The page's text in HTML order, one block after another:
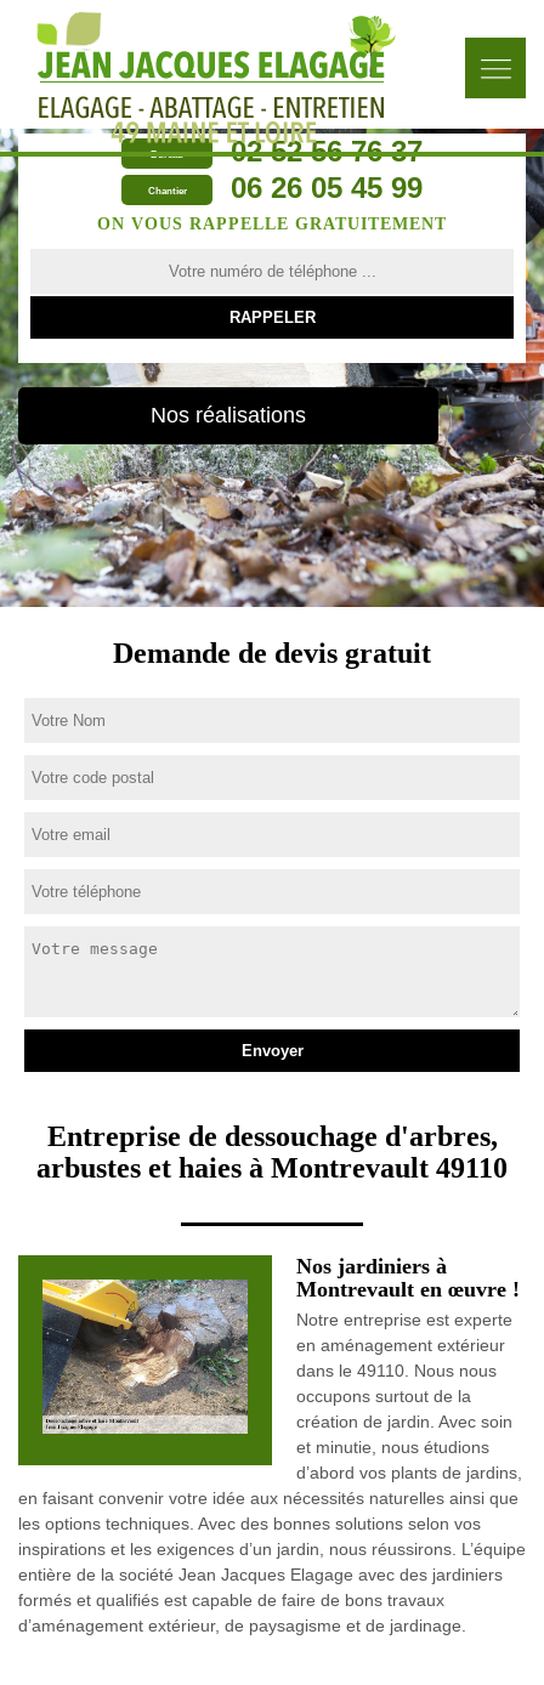
Bureau 02 52 56 76 37
Chantier 06 26 05 45 99
ON VOUS RAPPELLE GRATUITEMENT
Nos réalisations
Demande de devis gratuit
Entreprise de dessouchage d'arbres,
arbustes et haies à Montrevault 49110
Nos jardiniers à
Montrevault en œuvre !
Notre entreprise est experte
en aménagement extérieur
dans le 49110. Nous nous
occupons surtout de la
création de jardin. Avec soin
et minutie, nous étudions
d’abord vos plants de jardins,
en faisant convenir votre idée aux nécessités naturelles ainsi que
les options techniques. Avec des bonnes solutions selon vos
inspirations et les exigences d’un jardin, nous réussirons. L’équipe
entière de la société Jean Jacques Elagage avec des jardiniers
formés et qualifiés est capable de faire de bons travaux
d’aménagement extérieur, de paysagisme et de jardinage.